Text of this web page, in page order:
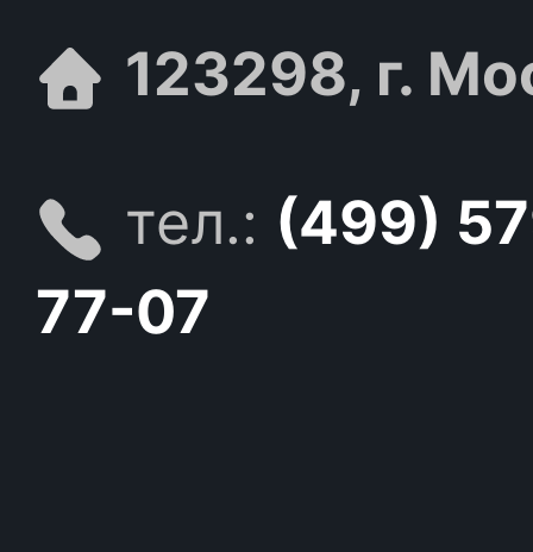
123298, г.
тел.: (499)
77-07